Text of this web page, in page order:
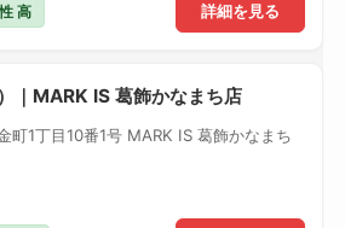
詳細を見る
高
｜MARK IS 葛飾かなまち店
町1丁目10番1号 MARK IS 葛飾かなまち